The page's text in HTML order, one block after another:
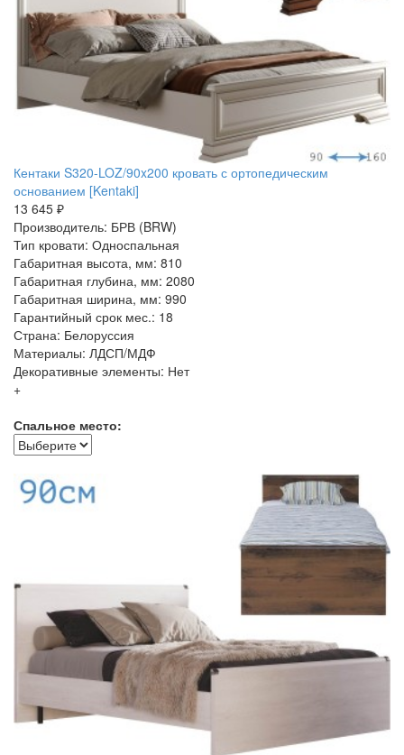
Кентаки S320-LOZ/90x200 кровать с ортопедическим
основанием [Kentaki]
13 645 ₽
Производитель: БРВ (BRW)
Тип кровати: Односпальная
Габаритная высота, мм: 810
Габаритная глубина, мм: 2080
Габаритная ширина, мм: 990
Гарантийный срок мес.: 18
Страна: Белоруссия
Материалы: ЛДСП/МДФ
Декоративные элементы: Нет
+
Спальное место: